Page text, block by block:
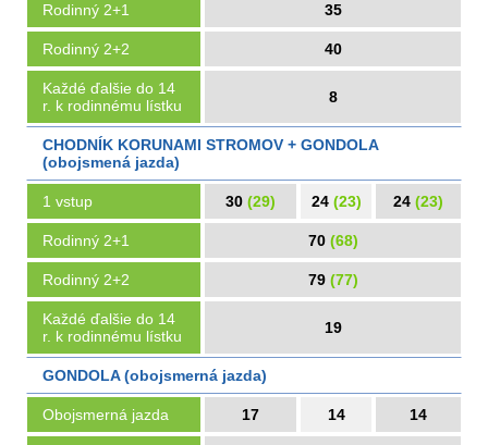
Rodinný 2+1 35
Rodinný 2+2 40
Každé ďalšie do 14
r. k rodinnému lístku
8
CHODNÍK KORUNAMI STROMOV + GONDOLA
(obojsmená jazda)
1 vstup 30 (29) 24 (23) 24 (23)
Rodinný 2+1 70(68)
Rodinný 2+2 79 (77)
Každé ďalšie do 14
r. k rodinnému lístku
19
GONDOLA (obojsmerná jazda)
Obojsmerná jazda 17 14 14